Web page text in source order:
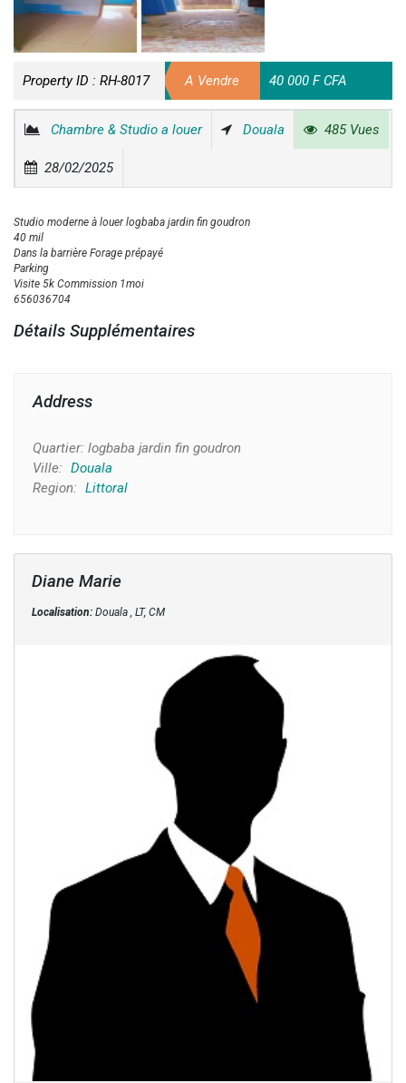
Property ID : RH-8017 A Vendre 40 000 F CFA
Chambre & Studio a louer Douala 485 Vues
28/02/2025
Studio moderne à louer logbaba jardin fin goudron
40 mil
Dans la barrière Forage prépayé
Parking
Visite 5k Commission 1moi
656036704
Détails Supplémentaires
Address
Quartier: logbaba jardin fin goudron
Ville: Douala
Region: Littoral
Diane Marie
Localisation:Douala , LT, CM